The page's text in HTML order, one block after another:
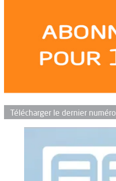
Télécharger le dernier numéro